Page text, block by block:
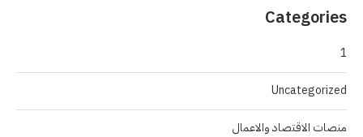
Categories
1
Uncategorized
منصات الاقتصاد والاعمال